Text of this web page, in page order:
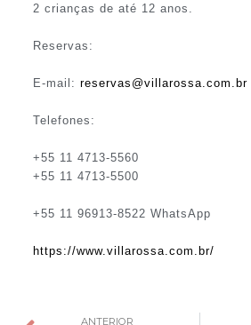
2 crianças de até 12 anos.
Reservas:
E-mail: reservas@villarossa.com.br
Telefones:
+55 11 4713-5560
+55 11 4713-5500
+55 11 96913-8522 WhatsApp
https://www.villarossa.com.br/
ANTERIOR